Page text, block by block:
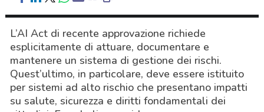
L’AI Act di recente approvazione richiede
esplicitamente di attuare, documentare e
mantenere un sistema di gestione dei rischi.
Quest’ultimo, in particolare, deve essere istituito
per sistemi ad alto rischio che presentano impatti
su salute, sicurezza e diritti fondamentali dei